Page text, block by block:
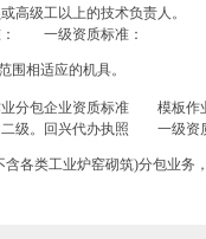
级工以上的技术负责人。 4
一级资质标准：
相适应的机具。
业分包企业资质标准 模板
。回兴代办执照 一级资
各类工业炉窑砌筑)分包业务，